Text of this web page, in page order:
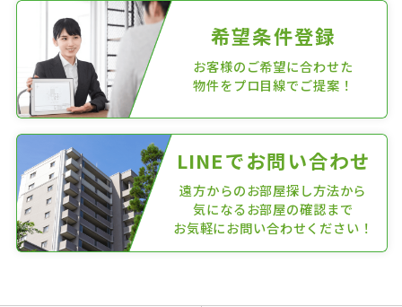
希望条件登録
お客様のご希望に合わせた
物件をプロ目線でご提案！
LINEでお問い合わせ
遠方からのお部屋探し方法から
気になるお部屋の確認まで
お気軽にお問い合わせください！